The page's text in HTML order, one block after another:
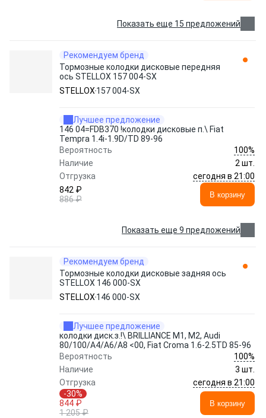
Показать еще 15 предложений
Рекомендуем бренд
Тормозные колодки дисковые передняя
ось STELLOX 157 004-SX
STELLOX 157 004-SX
Лучшее предложение
146 04=FDB370 !колодки дисковые п.\ Fiat
Tempra 1.4i-1.9D/TD 89-96
Вероятность
100%
Наличие
2 шт.
Отгрузка
сегодня в 21:00
842 ₽
886 ₽
В корзину
Показать еще 9 предложений
Рекомендуем бренд
Тормозные колодки дисковые задняя ось
STELLOX 146 000-SX
STELLOX 146 000-SX
Лучшее предложение
колодки диск.з.!\ BRILLIANCE M1, M2, Audi
80/100/A4/A6/A8 <00, Fiat Croma 1.6-2.5TD 85-96
Вероятность
100%
Наличие
3 шт.
Отгрузка
сегодня в 21:00
-30%
844 ₽
1 205 ₽
В корзину